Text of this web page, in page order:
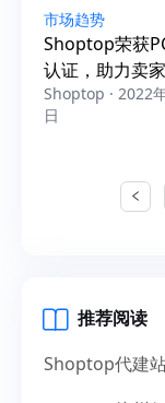
市场趋势
Shoptop荣获
认证，助力卖
合规出海
Shoptop · 2022
日
推荐阅读